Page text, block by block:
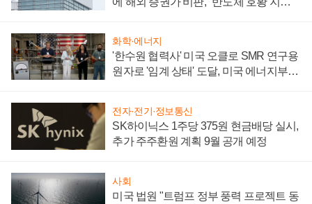
화학·에너지
'한수원 협력사' 미국 오클로 SMR 연구용
원자로 '임계 상태' 도달, 미국 에너지부
전자·전기·정보통신
SK하이닉스 1주당 375원 현금배당 실시,
추가 주주환원 계획 9월 공개 예정
사회
미국 법원 "트럼프 정부 풍력 프로젝트 동